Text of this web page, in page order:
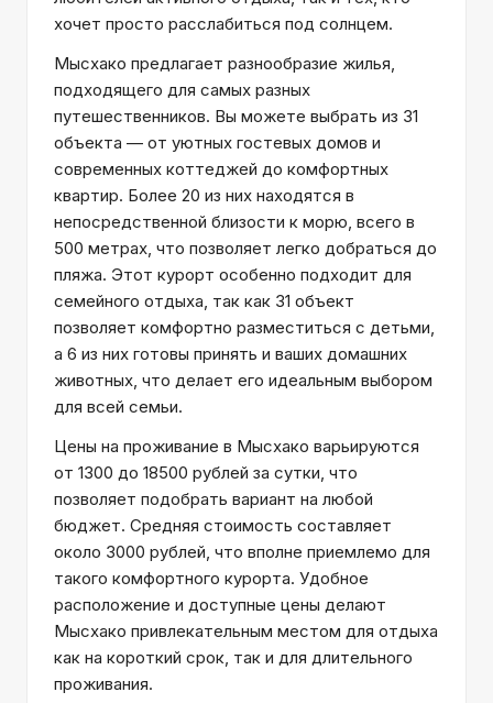
хочет просто расслабиться под солнцем.
Мысхако предлагает разнообразие жилья,
подходящего для самых разных
путешественников. Вы можете выбрать из 31
объекта — от уютных гостевых домов и
современных коттеджей до комфортных
квартир. Более 20 из них находятся в
непосредственной близости к морю, всего в
500 метрах, что позволяет легко добраться до
пляжа. Этот курорт особенно подходит для
семейного отдыха, так как 31 объект
позволяет комфортно разместиться с детьми,
а 6 из них готовы принять и ваших домашних
животных, что делает его идеальным выбором
для всей семьи.
Цены на проживание в Мысхако варьируются
от 1300 до 18500 рублей за сутки, что
позволяет подобрать вариант на любой
бюджет. Средняя стоимость составляет
около 3000 рублей, что вполне приемлемо для
такого комфортного курорта. Удобное
расположение и доступные цены делают
Мысхако привлекательным местом для отдыха
как на короткий срок, так и для длительного
проживания.